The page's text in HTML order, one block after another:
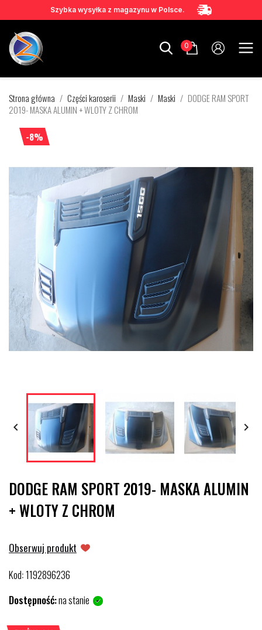
Szybka wysyłka z magazynu w Polsce.
0
Strona główna Części karoserii Maski Maski
DODGE RAM SPORT
2019- MASKA ALUMIN + WLOTY Z CHROM
-8%
 
DODGE RAM SPORT 2019- MASKA ALUMIN
+ WLOTY Z CHROM
Obserwuj produkt
Kod:1192896236
Dostępność:na stanie